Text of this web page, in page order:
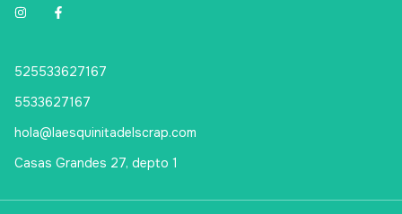
525533627167
5533627167
hola@laesquinitadelscrap.com
Casas Grandes 27, depto 1